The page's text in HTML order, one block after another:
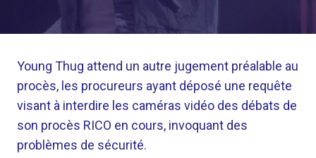
Young Thug attend un autre jugement préalable au
procès, les procureurs ayant déposé une requête
visant à interdire les caméras vidéo des débats de
son procès RICO en cours, invoquant des
problèmes de sécurité.